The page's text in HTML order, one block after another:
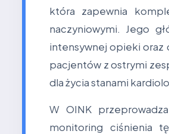
która zapewnia
naczyniowymi. Jego
intensywnej opieki oraz
pacjentów z ostrymi
dla życia stanami
W OINK
monitoring ciśnienia